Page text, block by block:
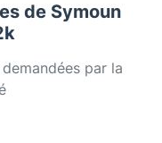
de Symoun
par la